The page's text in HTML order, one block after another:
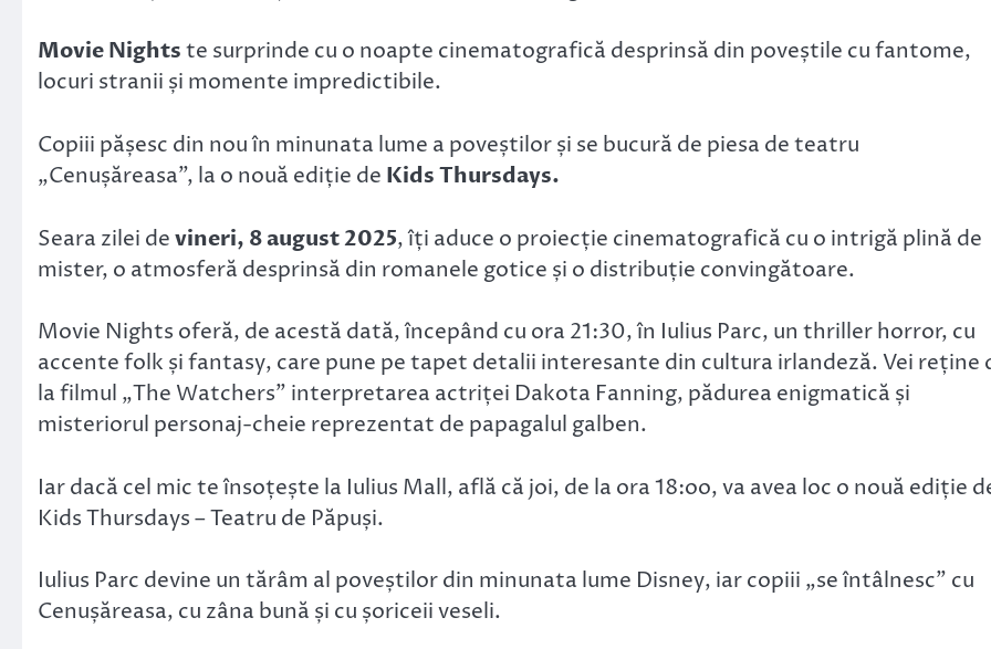
Movie Nightste surprinde cu o noapte cinematografică desprinsă din poveștile cu fantome,
locuri stranii și momente impredictibile.
Copiii pășesc din nou în minunata lume a poveștilor și se bucură de piesa de teatru
„Cenușăreasa”, la o nouă ediție de Kids Thursdays.
Seara zilei devineri, 8 august 2025, îți aduce o proiecție cinematografică cu o intrigă plină de
mister, o atmosferă desprinsă din romanele gotice și o distribuție convingătoare.
Movie Nights oferă, de acestă dată, începând cu ora 21:30, în Iulius Parc, un thriller horror, cu
accente folk și fantasy, care pune pe tapet detalii interesante din cultura irlandeză. Vei reține
la filmul „The Watchers” interpretarea actriței Dakota Fanning, pădurea enigmatică și
misteriorul personaj-cheie reprezentat de papagalul galben.
Iar dacă cel mic te însoțește la Iulius Mall, află că joi, de la ora 18:oo, va avea loc o nouă ediție
Kids Thursdays – Teatru de Păpuși.
Iulius Parc devine un tărâm al poveștilor din minunata lume Disney, iar copiii „se întâlnesc” cu
Cenușăreasa, cu zâna bună și cu șoriceii veseli.